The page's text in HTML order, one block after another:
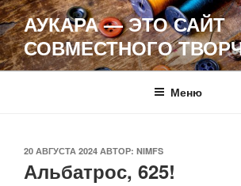
Перейти
к
содержимому
АУКАРА — ЭТО САЙТ
СОВМЕСТНОГО
Меню
ОПУБЛИКОВАНО
20 АВГУСТА 2024 АВТОР: NIMFS
Альбатрос, 625!